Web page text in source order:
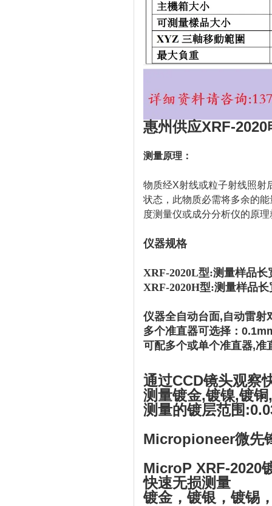
惠州供应XRF-
测量原理：
物质经X射线或粒子射线照射
状态，此物质必需将多余的
度测量仪或成分分析仪的原
仪器规格
XRF-2020L型:测量样品长
XRF-2020H型:测量样品长
仪器全自动台面,自动雷射
多个准直器可选择：
可配多个或单个准直器,准
通过CCD镜头观察
测量镀金,镀镍,镀
测量的镀层范围
Micropioneer微先
MicroP XRF-2020
快速无损测量
镀金，镀银，镀锡